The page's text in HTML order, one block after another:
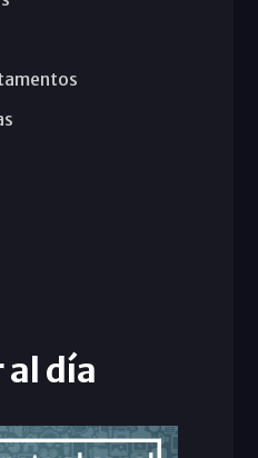
al día